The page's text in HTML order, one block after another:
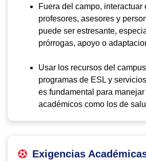
Fuera del campo, interactuar
profesores, asesores y
puede ser estresante,
prórrogas, apoyo o
Usar los recursos del
programas de ESL y
es fundamental para
académicos como los de
Exigencias